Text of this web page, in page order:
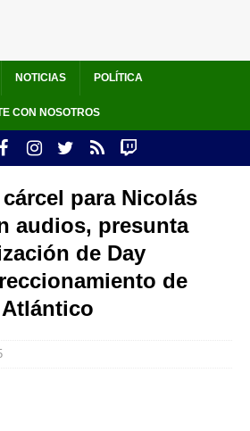
NOTICIAS POLÍTICA
CON NOSOTROS
para Nicolás
audios, presunta
de Day
de